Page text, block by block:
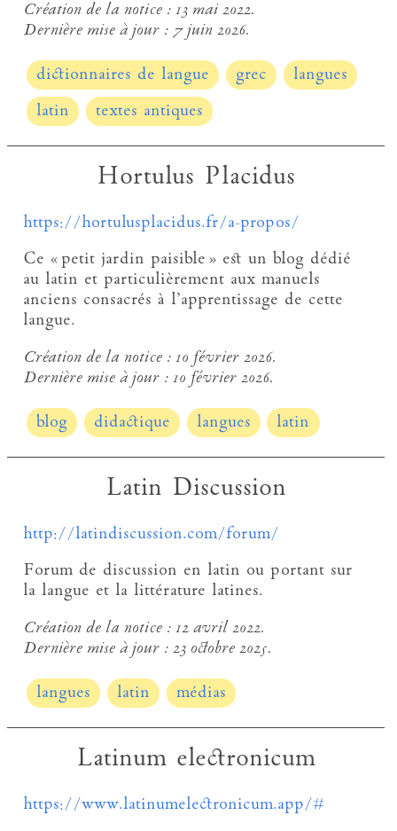
Création de la notice :13 mai 2022.
Dernière mise à jour : 7 juin 2026.
dictionnaires de langue grec
langues
latin
textes antiques
Hortulus Placidus
https://hortulusplacidus.fr/a-propos/
Ce « petit jardin paisible » est un blog dédié
au latin et particulièrement aux manuels
anciens consacrés à l’apprentissage de cette
langue.
Création de la notice :10 février 2026.
Dernière mise à jour :10 février 2026.
blog didactique langues latin
Latin Discussion
http://latindiscussion.com/forum/
Forum de discussion en latin ou portant sur
la langue et la littérature latines.
Création de la notice :12 avril 2022.
Dernière mise à jour :23 octobre 2025.
langues latin médias
Latinum electronicum
https://www.latinumelectronicum.app/#